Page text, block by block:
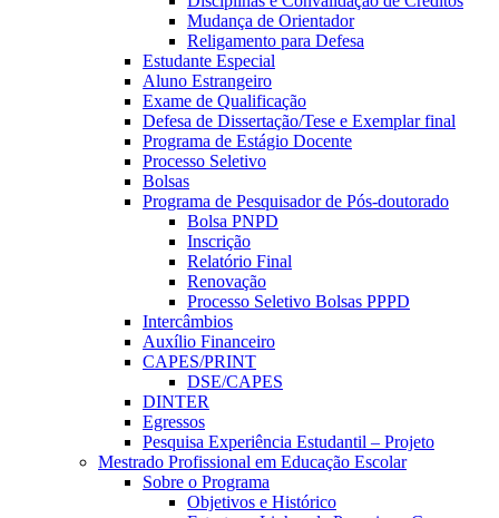
Mudança de Orientador
Religamento para Defesa
Estudante Especial
Aluno Estrangeiro
Exame de Qualificação
Defesa de Dissertação/Tese e Exemplar final
Programa de Estágio Docente
Processo Seletivo
Bolsas
Programa de Pesquisador de Pós-doutorado
Bolsa PNPD
Inscrição
Relatório Final
Renovação
Processo Seletivo Bolsas PPPD
Intercâmbios
Auxílio Financeiro
CAPES/PRINT
DSE/CAPES
DINTER
Egressos
Pesquisa Experiência Estudantil – Projeto
Mestrado Profissional em Educação Escolar
Sobre o Programa
Objetivos e Histórico